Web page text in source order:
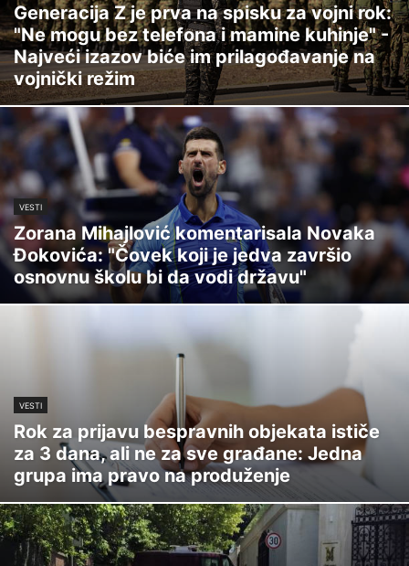
Generacija Z je prva na spisku za vojni rok:
"Ne mogu bez telefona i mamine kuhinje" -
Najveći izazov biće im prilagođavanje na
vojnički režim
VESTI
Zorana Mihajlović komentarisala Novaka
Đokovića: "Čovek koji je jedva završio
osnovnu školu bi da vodi državu"
VESTI
Rok za prijavu bespravnih objekata ističe
za 3 dana, ali ne za sve građane: Jedna
grupa ima pravo na produženje